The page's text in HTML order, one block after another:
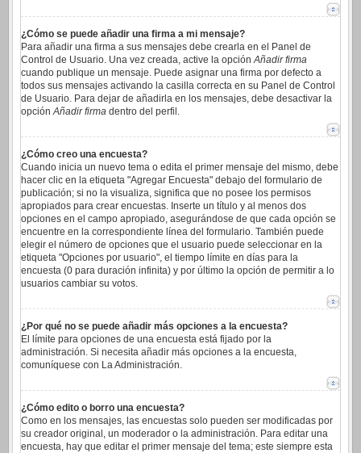
¿Cómo se puede añadir una firma a mi mensaje?
Para añadir una firma a sus mensajes debe crearla en el Panel de
Control de Usuario. Una vez creada, active la opciónAñadir firma
cuando publique un mensaje. Puede asignar una firma por defecto a
todos sus mensajes activando la casilla correcta en su Panel de Control
de Usuario. Para dejar de añadirla en los mensajes, debe desactivar la
opciónAñadir firma dentro del perfil.
¿Cómo creo una encuesta?
Cuando inicia un nuevo tema o edita el primer mensaje del mismo, debe
hacer clic en la etiqueta "Agregar Encuesta" debajo del formulario de
publicación; si no la visualiza, significa que no posee los permisos
apropiados para crear encuestas. Inserte un título y al menos dos
opciones en el campo apropiado, asegurándose de que cada opción se
encuentre en la correspondiente línea del formulario. También puede
elegir el número de opciones que el usuario puede seleccionar en la
etiqueta "Opciones por usuario", el tiempo límite en días para la
encuesta (0 para duración infinita) y por último la opción de permitir a lo
usuarios cambiar su votos.
¿Por qué no se puede añadir más opciones a la encuesta?
El límite para opciones de una encuesta está fijado por la
administración. Si necesita añadir más opciones a la encuesta,
comuníquese con La Administración.
¿Cómo edito o borro una encuesta?
Como en los mensajes, las encuestas solo pueden ser modificadas por
su creador original, un moderador o la administración. Para editar una
encuesta, hay que editar el primer mensaje del tema; este siempre esta